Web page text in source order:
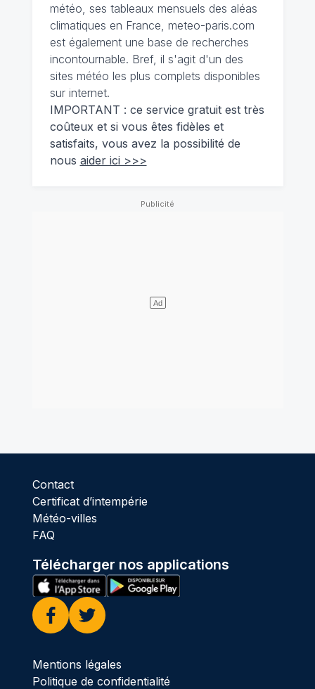
météo, ses tableaux mensuels des aléas
climatiques en France, meteo-paris.com
est également une base de recherches
incontournable. Bref, il s'agit d'un des
sites météo les plus complets disponibles
sur internet.
IMPORTANT : ce service gratuit est très
coûteux et si vous êtes fidèles et
satisfaits, vous avez la possibilité de
nous aider ici >>>
Contact
Certificat d’intempérie
Météo-villes
FAQ
Télécharger nos applications
Facebook
Twitter
Mentions légales
Politique de confidentialité